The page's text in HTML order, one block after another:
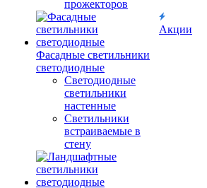
прожекторов
Фасадные светильники
светодиодные
Светодиодные
светильники
настенные
Светильники
встраиваемые в
стену
Акции